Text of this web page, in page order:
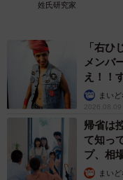
姓氏研究家
「右ひ
メンバ
え！！
まい
2026.08.09
帰省は
て知っ
プ、相
まい